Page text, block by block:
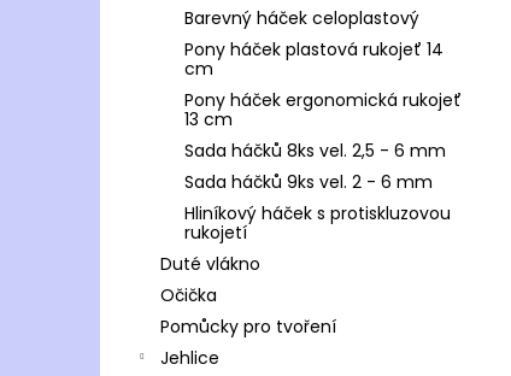
Barevný háček celoplastový
Pony háček plastová rukojeť 14
cm
Pony háček ergonomická rukojeť
13 cm
Sada háčků 8ks vel. 2,5 - 6 mm
Sada háčků 9ks vel. 2 - 6 mm
Hliníkový háček s protiskluzovou
rukojetí
Duté vlákno
Očička
Pomůcky pro tvoření
Jehlice